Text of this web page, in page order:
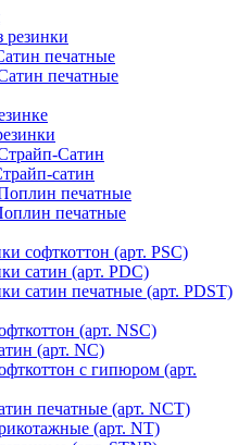
резинки
печатные
печатные
Сатин
сатин
печатные
печатные
софткоттон (арт. PSC)
сатин (арт. PDC)
сатин печатные (арт. PDST)
(арт. NSC)
(арт. NC)
с гипюром (арт.
печатные (арт. NCT)
(арт. NT)